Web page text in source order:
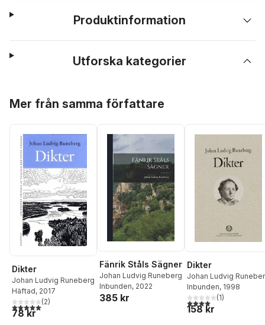
Produktinformation
Utforska kategorier
Mer från samma författare
Dikter
Johan Ludvig Runeberg
Häftad, 2017
5,0utav 5 stjärnor. Totalt antal röster:
(2)
78 kr
Fänrik Ståls Sägner
Johan Ludvig Runeberg
Inbunden, 2022
385 kr
Dikter
Johan Ludvig
Inbunden, 1998
4,0utav 5 stjärnor.
(1)
158 kr